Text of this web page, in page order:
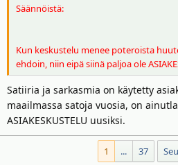
Säännöistä:
Kun keskustelu menee poteroista
ehdoin, niin eipä siinä paljoa ole
Satiiria ja sarkasmia on käytetty
maailmassa satoja vuosia, on
ASIAKESKUSTELU uusiksi.
1 ... 37